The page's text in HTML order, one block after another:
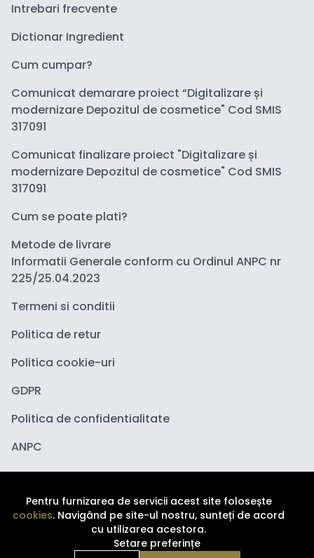
Intrebari frecvente
Dictionar Ingredient
Cum cumpar?
Comunicat demarare proiect “Digitalizare și
modernizare Depozitul de cosmetice" Cod SMIS
317091
Comunicat finalizare proiect "Digitalizare și
modernizare Depozitul de cosmetice" Cod SMIS
317091
Cum se poate plati?
Metode de livrare
Informatii Generale conform cu Ordinul ANPC nr
225/25.04.2023
Termeni si conditii
Politica de retur
Politica cookie-uri
GDPR
Politica de confidentialitate
ANPC
Copyright ©2026Depozituldecosmetice.ro. Toate
Pentru furnizarea de servicii acest site folosește
cookies. Navigând pe site-ul nostru, sunteți de acord
cu utilizarea acestora.
Setare preferințe